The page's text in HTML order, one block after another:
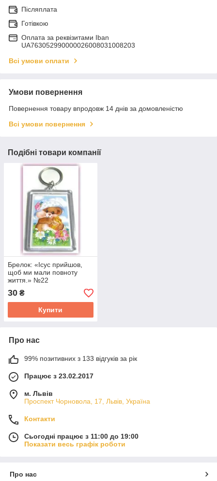
Післяплата
Готівкою
Оплата за реквізитами Iban
UA763052990000026008031008203
Всі умови оплати
Умови повернення
Повернення товару впродовж 14 днів за домовленістю
Всі умови повернення
Подібні товари компанії
Брелок: «Ісус прийшов,
щоб ми мали повноту
життя.» №22
30 ₴
Купити
Про нас
99% позитивних з 133 відгуків за рік
Працює з 23.02.2017
м. Львів
Проспект Чорновола, 17, Львів, Україна
Контакти
Сьогодні працює з 11:00 до 19:00
Показати весь графік роботи
Про нас